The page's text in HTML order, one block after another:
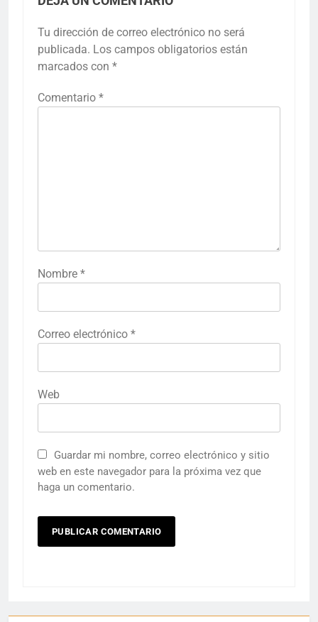
Tu dirección de correo electrónico no será
publicada. Los campos obligatorios están
marcados con *
Comentario *
Nombre *
Correo electrónico *
Web
Guardar mi nombre, correo electrónico y sitio
web en este navegador para la próxima vez que
haga un comentario.